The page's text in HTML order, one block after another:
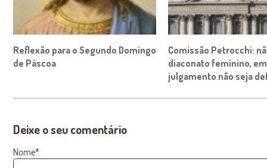
Reflexão para o Segundo Domingo
de Páscoa
Comissão Petrocchi:
diaconato feminino,
julgamento não seja
Deixe o seu comentário
Nome*